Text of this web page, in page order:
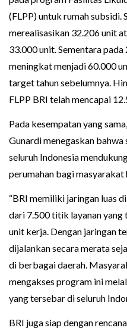
(FLPP) untuk rumah subsidi.
merealisasikan 32.206 unit
33.000 unit. Sementara
meningkat menjadi 60.000
target tahun sebelumnya.
FLPP BRI telah mencapai
Pada kesempatan yang
Gunardi menegaskan
seluruh Indonesia
perumahan bagi
“BRI memiliki jaringan luas
dari 7.500 titik layanan
unit kerja. Dengan jaringan
dijalankan secara merata
di berbagai daerah.
mengakses program ini
yang tersebar di seluruh
BRI juga siap dengan